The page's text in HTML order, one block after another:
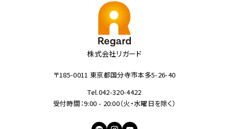
株式会社リガード
〒185-0011 東京都国分寺市本多5-26-40
Tel.042-320-4422
受付時間：9:00 - 20:00（火・水曜日を除く）